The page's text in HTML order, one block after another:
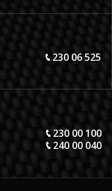
230 06 525
230 00 100
240 00 040